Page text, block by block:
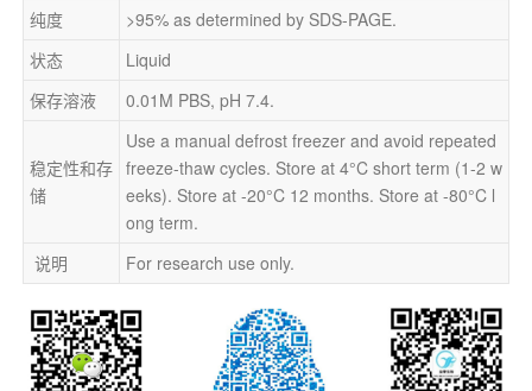
纯度
>95% as determined by SDS-PAGE.
状态
Liquid
保存溶液
0.01M PBS, pH 7.4.
稳定性和存
储
Use a manual defrost freezer and avoid repeated
freeze-thaw cycles. Store at 4°C short term (1-2 w
eeks). Store at -20°C 12 months. Store at -80°C l
ong term.
说明
For research use only.